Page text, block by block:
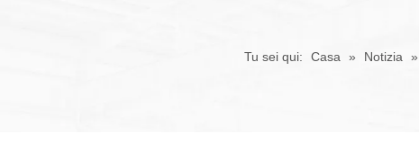
Tu sei qui: Casa » Notizia »